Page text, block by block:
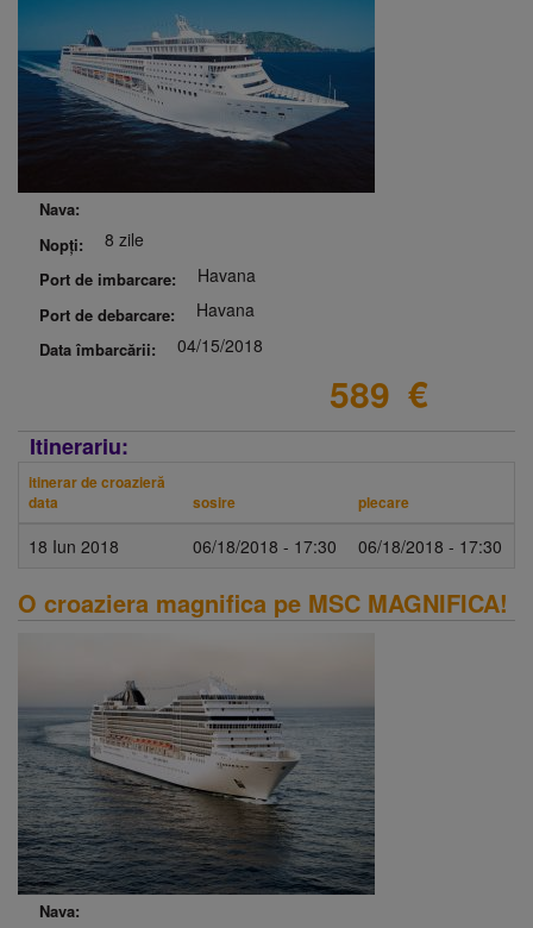
Nava:
Nopți:
8 zile
Port de imbarcare: Havana
Port de debarcare: Havana
Data îmbarcării: 04/15/2018
589 €
Itinerariu:
itinerar de croazieră
data
sosire plecare
18 Iun 2018 06/18/2018 - 17:30 06/18/2018 - 17:30
O croaziera magnifica pe MSC MAGNIFICA!
Nava: